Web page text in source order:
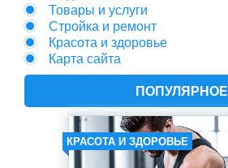
Товары и услуги
Стройка и ремонт
Красота и здоровье
Карта сайта
ПОПУЛЯРНОЕ
КРАСОТА И ЗДОРОВЬЕ